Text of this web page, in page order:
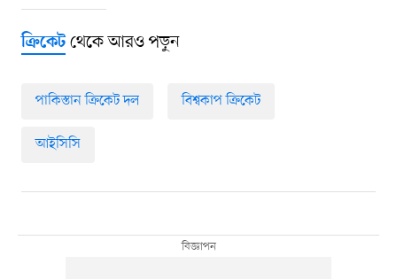
ক্রিকেটথেকে আরও পড়ুন
পাকিস্তান ক্রিকেট দল বিশ্বকাপ ক্রিকেট
আইসিসি